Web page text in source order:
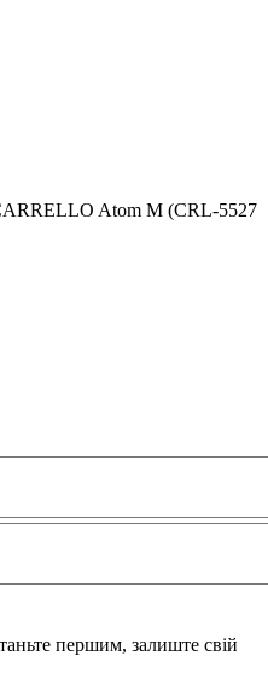
Atom M (CRL-5527
першим, залиште свій